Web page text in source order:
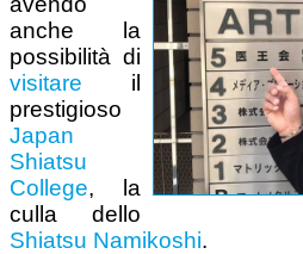
anche la
possibilità di
visitare il
prestigioso
Japan
Shiatsu
College, la
culla dello
Shiatsu Namikoshi.